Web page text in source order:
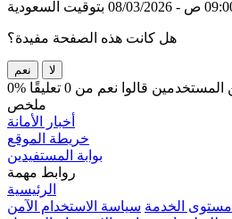
هل كانت هذه الصفحة مفيدة؟
نعم لا
المستخدمين قالوا نعم من 0 تعليقًا
ملخص
أخبار الأمانة
خريطة الموقع
بوابة المستفيدين
روابط مهمة
الرئيسية
مستوى الخدمة سياسة الاستخدام الآمن